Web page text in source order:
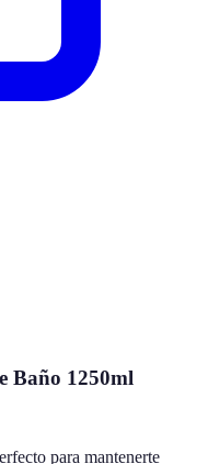
Baño 1250ml
para mantenerte